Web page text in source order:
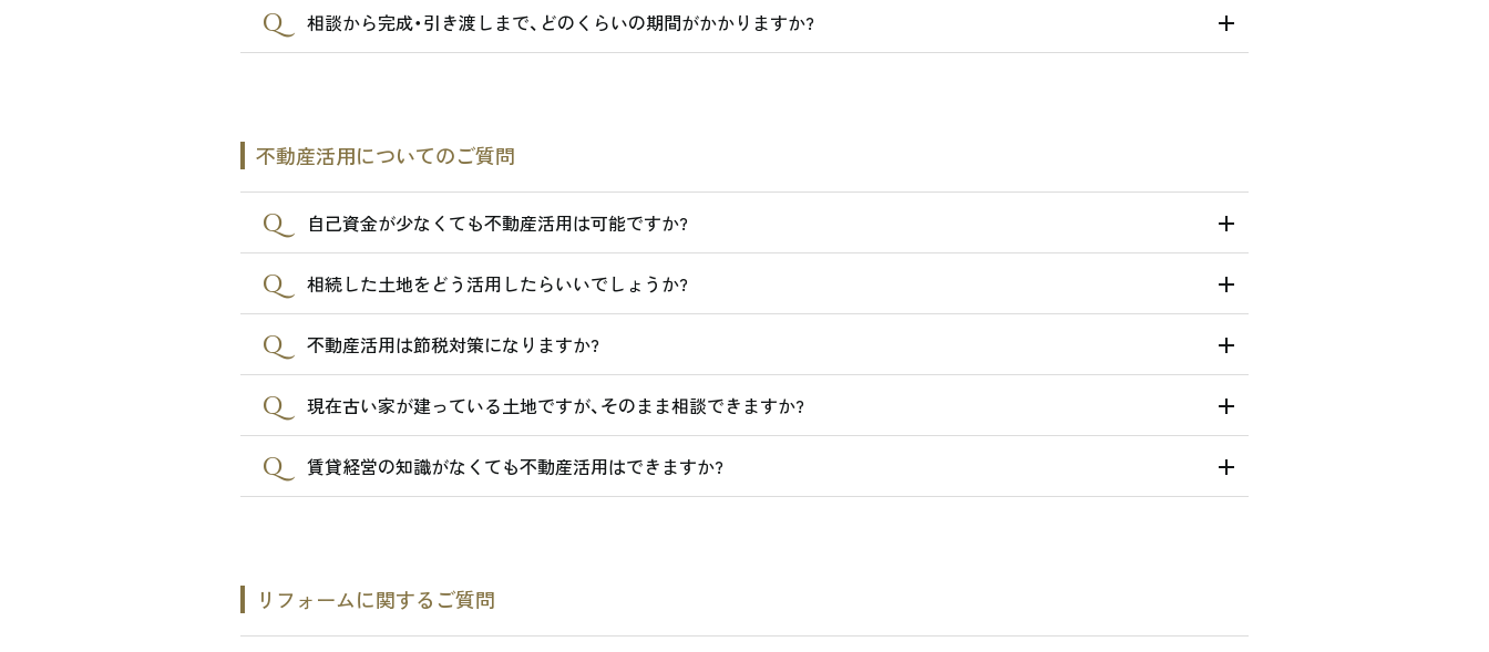
相談から完成・引き渡しまで、どのくらいの期間がかかりますか?
不動産活用についてのご質問
自己資金が少なくても不動産活用は可能ですか?
相続した土地をどう活用したらいいでしょうか?
不動産活用は節税対策になりますか?
現在古い家が建っている土地ですが、そのまま相談できますか?
賃貸経営の知識がなくても不動産活用はできますか?
リフォームに関するご質問